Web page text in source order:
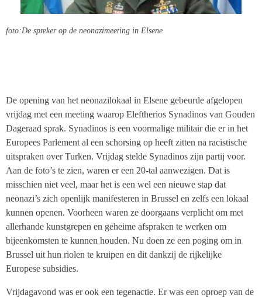
foto:De spreker op de neonazimeeting in Elsene
De opening van het neonazilokaal in Elsene gebeurde afgelopen
vrijdag met een meeting waarop Eleftherios Synadinos van Gouden
Dageraad sprak. Synadinos is een voormalige militair die er in het
Europees Parlement al een schorsing op heeft zitten na racistische
uitspraken over Turken. Vrijdag stelde Synadinos zijn partij voor.
Aan de foto’s te zien, waren er een 20-tal aanwezigen. Dat is
misschien niet veel, maar het is een wel een nieuwe stap dat
neonazi’s zich openlijk manifesteren in Brussel en zelfs een lokaal
kunnen openen. Voorheen waren ze doorgaans verplicht om met
allerhande kunstgrepen en geheime afspraken te werken om
bijeenkomsten te kunnen houden. Nu doen ze een poging om in
Brussel uit hun riolen te kruipen en dit dankzij de rijkelijke
Europese subsidies.
Vrijdagavond was er ook een tegenactie. Er was een oproep van de